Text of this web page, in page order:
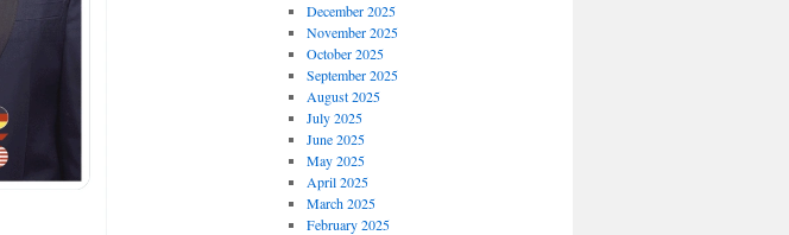
December 2025
November 2025
October 2025
September 2025
August 2025
July 2025
June 2025
May 2025
April 2025
March 2025
February 2025